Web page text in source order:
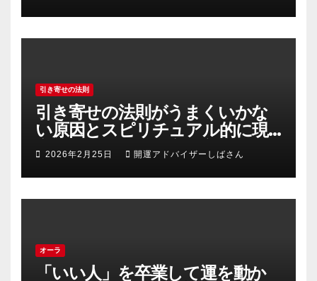
引き寄せの法則
引き寄せの法則がうまくいかな
い原因とスピリチュアル的に現
実を動かす正しい実践方法
2026年2月25日 開運アドバイザーしばさん
オーラ
「いい人」を卒業して運を動か